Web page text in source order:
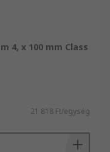
4, x 100 mm Class
21 818 Ft/egység